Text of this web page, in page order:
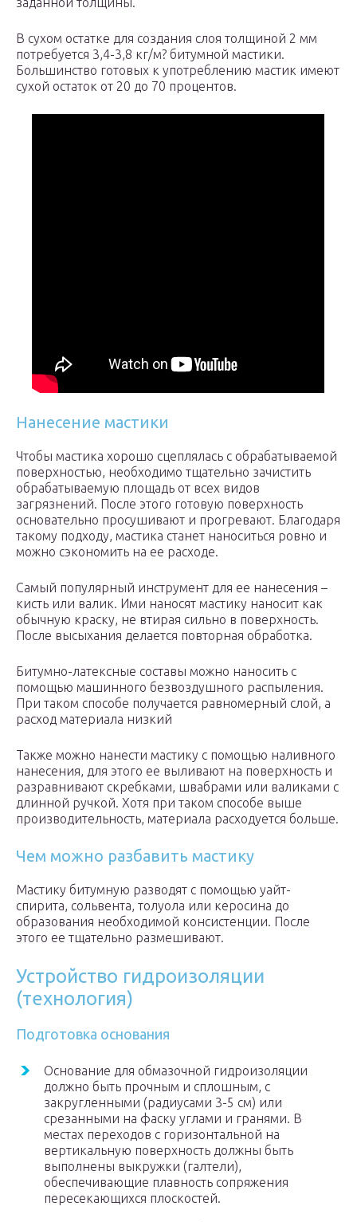
В сухом остатке для создания слоя толщиной 2 мм
потребуется 3,4-3,8 кг/м? битумной мастики.
Большинство готовых к употреблению мастик имеют
сухой остаток от 20 до 70 процентов.
Нанесение мастики
Чтобы мастика хорошо сцеплялась с обрабатываемой
поверхностью, необходимо тщательно зачистить
обрабатываемую площадь от всех видов
загрязнений. После этого готовую поверхность
основательно просушивают и прогревают. Благодаря
такому подходу, мастика станет наноситься ровно и
можно сэкономить на ее расходе.
Самый популярный инструмент для ее нанесения –
кисть или валик. Ими наносят мастику наносит как
обычную краску, не втирая сильно в поверхность.
После высыхания делается повторная обработка.
Битумно-латексные составы можно наносить с
помощью машинного безвоздушного распыления.
При таком способе получается равномерный слой, а
расход материала низкий
Также можно нанести мастику с помощью наливного
нанесения, для этого ее выливают на поверхность и
разравнивают скребками, швабрами или валиками с
длинной ручкой. Хотя при таком способе выше
производительность, материала расходуется больше.
Чем можно разбавить мастику
Мастику битумную разводят с помощью уайт-
спирита, сольвента, толуола или керосина до
образования необходимой консистенции. После
этого ее тщательно размешивают.
Устройство гидроизоляции
(технология)
Подготовка основания
Основание для обмазочной гидроизоляции
должно быть прочным и сплошным, с
закругленными (радиусами 3-5 см) или
срезанными на фаску углами и гранями. В
местах переходов с горизонтальной на
вертикальную поверхность должны быть
выполнены выкружки (галтели),
обеспечивающие плавность сопряжения
пересекающихся плоскостей.